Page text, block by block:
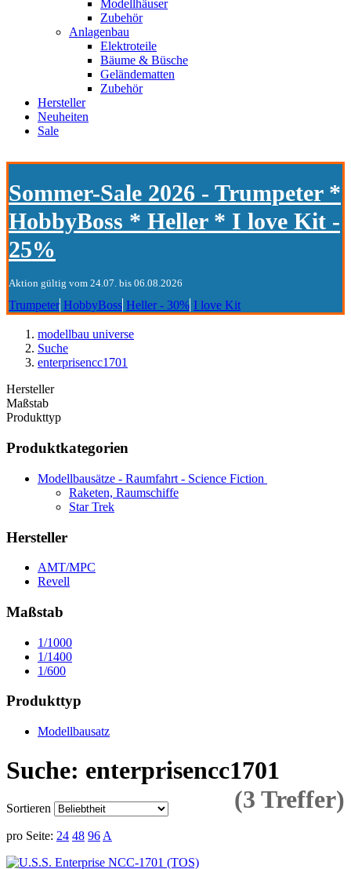
Modellhäuser
Zubehör
Anlagenbau
Elektroteile
Bäume & Büsche
Geländematten
Zubehör
Hersteller
Neuheiten
Sale
Sommer-Sale 2026 - Trumpeter *
HobbyBoss * Heller * I love Kit -
25%
Aktion gültig vom 24.07. bis 06.08.2026
Trumpeter HobbyBoss Heller - 30% I love Kit
modellbau universe
Suche
enterprisencc1701
Hersteller
Maßstab
Produkttyp
Produktkategorien
Modellbausätze - Raumfahrt - Science Fiction
Raketen, Raumschiffe
Star Trek
Hersteller
AMT/MPC
Revell
Maßstab
1/1000
1/1400
1/600
Produkttyp
Modellbausatz
Suche: enterprisencc1701
(3 Treffer)
Sortieren
pro Seite: 24 48 96 A